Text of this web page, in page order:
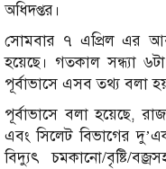
অধিদপ্তর।
সোমবার ৭ এপ্রিল এর
হয়েছে। গতকাল সন্ধ্যা
পূর্বাভাসে এসব তথ্য বলা
পূর্বাভাসে বলা হয়েছে,
এবং সিলেট বিভাগের
বিদ্যুৎ চমকানো/বৃষ্টি/